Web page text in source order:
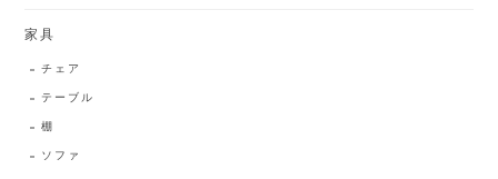
家具
チェア
テーブル
棚
ソファ